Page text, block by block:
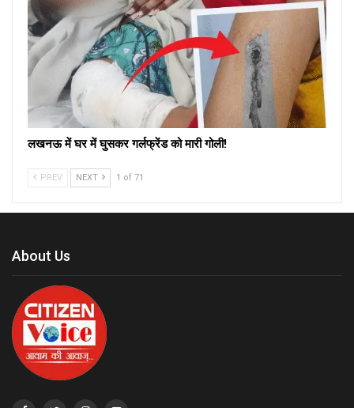
लखनऊ में घर में घुसकर गर्लफ्रेंड को मारी गोली!
PREV NEXT 1 of 71
About Us